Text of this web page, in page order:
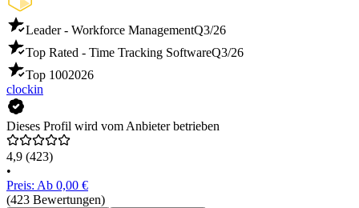
Leader - Workforce ManagementQ3/26
Top Rated - Time Tracking SoftwareQ3/26
Top 1002026
clockin
Dieses Profil wird vom Anbieter betrieben
4,9 (423)
•
Preis: Ab 0,00 €
(423 Bewertungen)